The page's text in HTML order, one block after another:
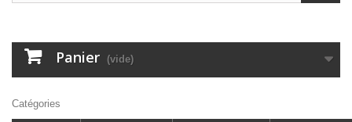
Panier (vide)
Catégories